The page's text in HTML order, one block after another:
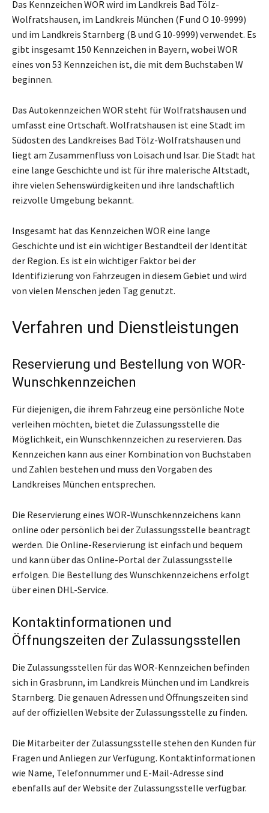
Das Kennzeichen WOR wird im Landkreis Bad Tölz-
Wolfratshausen, im Landkreis München (F und O 10-9999)
und im Landkreis Starnberg (B und G 10-9999) verwendet. Es
gibt insgesamt 150 Kennzeichen in Bayern, wobei WOR
eines von 53 Kennzeichen ist, die mit dem Buchstaben W
beginnen.
Das Autokennzeichen WOR steht für Wolfratshausen und
umfasst eine Ortschaft. Wolfratshausen ist eine Stadt im
Südosten des Landkreises Bad Tölz-Wolfratshausen und
liegt am Zusammenfluss von Loisach und Isar. Die Stadt hat
eine lange Geschichte und ist für ihre malerische Altstadt,
ihre vielen Sehenswürdigkeiten und ihre landschaftlich
reizvolle Umgebung bekannt.
Insgesamt hat das Kennzeichen WOR eine lange
Geschichte und ist ein wichtiger Bestandteil der Identität
der Region. Es ist ein wichtiger Faktor bei der
Identifizierung von Fahrzeugen in diesem Gebiet und wird
von vielen Menschen jeden Tag genutzt.
Verfahren und Dienstleistungen
Reservierung und Bestellung von WOR-
Wunschkennzeichen
Für diejenigen, die ihrem Fahrzeug eine persönliche Note
verleihen möchten, bietet die Zulassungsstelle die
Möglichkeit, ein Wunschkennzeichen zu reservieren. Das
Kennzeichen kann aus einer Kombination von Buchstaben
und Zahlen bestehen und muss den Vorgaben des
Landkreises München entsprechen.
Die Reservierung eines WOR-Wunschkennzeichens kann
online oder persönlich bei der Zulassungsstelle beantragt
werden. Die Online-Reservierung ist einfach und bequem
und kann über das Online-Portal der Zulassungsstelle
erfolgen. Die Bestellung des Wunschkennzeichens erfolgt
über einen DHL-Service.
Kontaktinformationen und
Öffnungszeiten der Zulassungsstellen
Die Zulassungsstellen für das WOR-Kennzeichen befinden
sich in Grasbrunn, im Landkreis München und im Landkreis
Starnberg. Die genauen Adressen und Öffnungszeiten sind
auf der offiziellen Website der Zulassungsstelle zu finden.
Die Mitarbeiter der Zulassungsstelle stehen den Kunden für
Fragen und Anliegen zur Verfügung. Kontaktinformationen
wie Name, Telefonnummer und E-Mail-Adresse sind
ebenfalls auf der Website der Zulassungsstelle verfügbar.